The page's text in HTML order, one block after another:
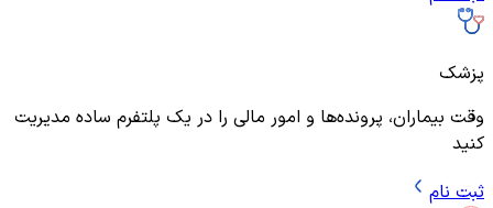
پزشک
وقت بیماران، پرونده‌ها و امور مالی را در یک پلتفرم ساده مدیریت
کنید
ثبت نام